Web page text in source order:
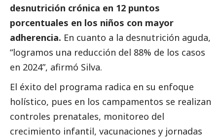
desnutrición crónica en 12 puntos
porcentuales en los niños con mayor
adherencia. En cuanto a la desnutrición aguda,
“logramos una reducción del 88% de los casos
en 2024”, afirmó Silva.
El éxito del programa radica en su enfoque
holístico, pues en los campamentos se realizan
controles prenatales, monitoreo del
crecimiento infantil, vacunaciones y jornadas